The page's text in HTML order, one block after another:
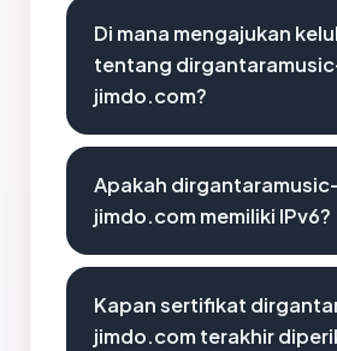
Di mana mengajukan
tentang
jimdo.com?
Apakah
jimdo.com memiliki IPv6?
Kapan sertifikat
jimdo.com terakhir